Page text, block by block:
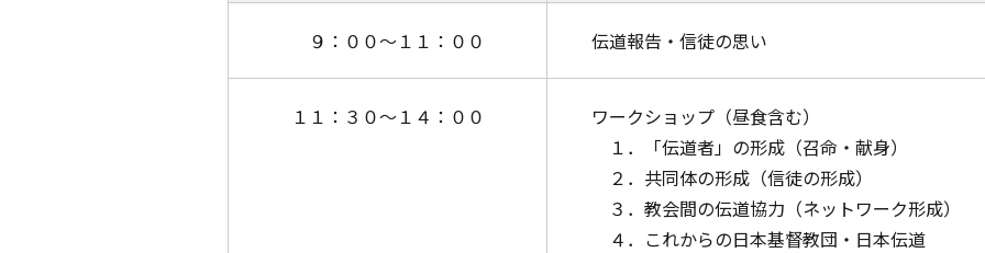
９：００～１１：００ 伝道報告・信徒の思い
１１：３０～１４：００
ワークショップ（昼食含む）
１．「伝道者」の形成（召命・献身）
２．共同体の形成（信徒の形成）
３．教会間の伝道協力（ネットワーク形成）
４．これからの日本基督教団・日本伝道